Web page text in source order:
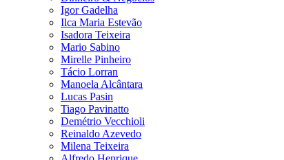
Igor Gadelha
Ilca Maria Estevão
Isadora Teixeira
Mario Sabino
Mirelle Pinheiro
Tácio Lorran
Manoela Alcântara
Lucas Pasin
Tiago Pavinatto
Demétrio Vecchioli
Reinaldo Azevedo
Milena Teixeira